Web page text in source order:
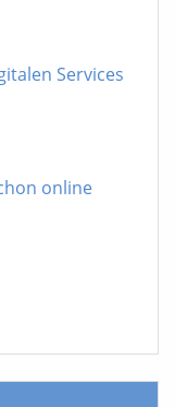
Services
online